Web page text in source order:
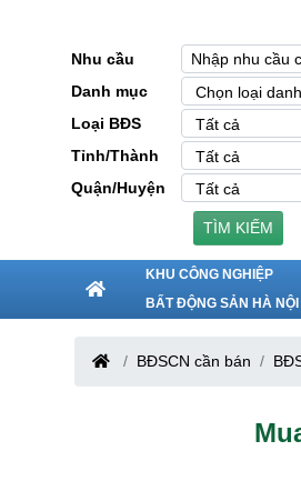
Nhu cầu
Danh mục
Loại BĐS
Tỉnh/Thành
Quận/Huyện
TÌM KIẾM
KHU CÔNG NGHIỆP
BẤT ĐỘNG SẢN HÀ NỘI
BĐSCN cần bán